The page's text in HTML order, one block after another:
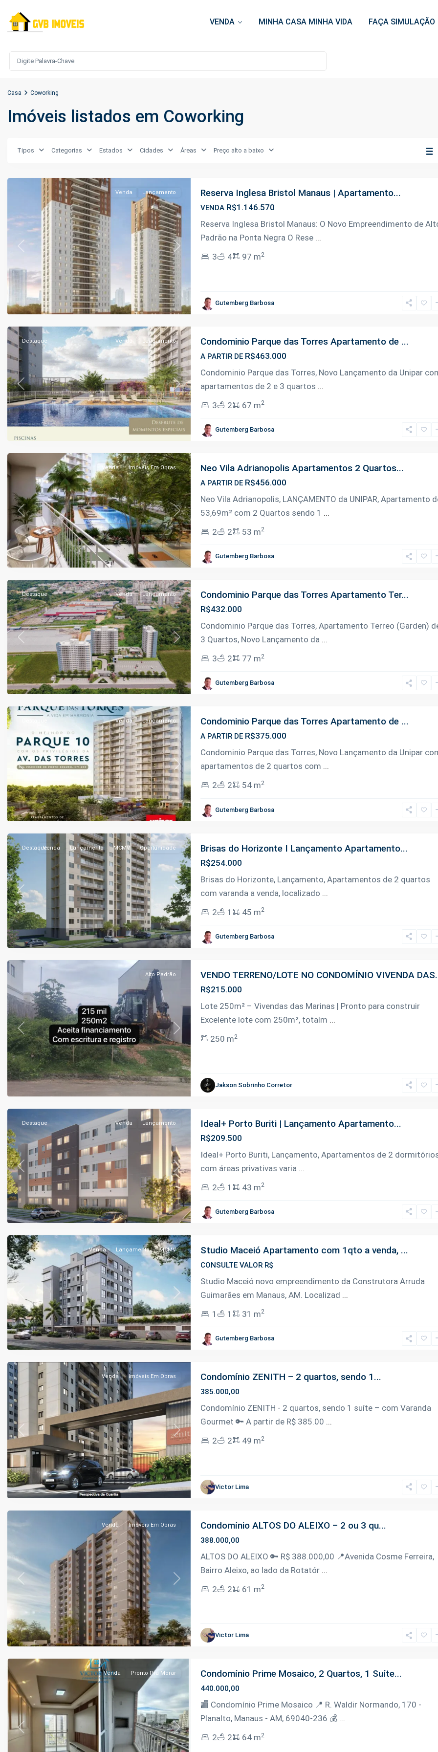
VENDA MINHA CASA MINHA VIDA FAÇA SIMULAÇÃO
Casa Coworking
Imóveis listados em Coworking
Tipos Categorias Estados Cidades Áreas Preço alto a baixo
Negra ,
Previous Next
Venda Lançamento Reserva Inglesa Bristol Manaus | Apartamento...
VENDA R$1.146.570
Reserva Inglesa Bristol Manaus: O Novo Empreendimento de
Padrão na Ponta Negra O Rese ...
3
4 97 m2
Gutemberg Barbosa
10
de
Novembro ,
Manaus
Previous Next
Destaque Venda Lançamento Condominio Parque das Torres Apartamento de ...
A PARTIR DE R$463.000
Condominio Parque das Torres, Novo Lançamento da Unipar
apartamentos de 2 e 3 quartos ...
3
2 67 m2
Gutemberg Barbosa
Adrianópolis,
Manaus
Previous Next
Venda Imóveis Em Obras Neo Vila Adrianopolis Apartamentos 2 Quartos...
A PARTIR DE R$456.000
Neo Vila Adrianopolis, LANÇAMENTO da UNIPAR, Apartamento
53,69m² com 2 Quartos sendo 1 ...
2
2 53 m2
Gutemberg Barbosa
Parque
10
de
Novembro,
Manaus
Previous Next
Destaque Venda Lançamento Condominio Parque das Torres Apartamento Ter...
R$432.000
Condominio Parque das Torres, Apartamento Terreo (Garden)
3 Quartos, Novo Lançamento da ...
3
2 77 m2
Gutemberg Barbosa
Parque
10
de
Novembro,
Manaus
Previous Next
Venda Lançamento Condominio Parque das Torres Apartamento de ...
A PARTIR DE R$375.000
Condominio Parque das Torres, Novo Lançamento da Unipar
apartamentos de 2 quartos com ...
2
2 54 m2
Gutemberg Barbosa
Coroado,
Manaus
Previous Next
DestaqueVenda Lançamento MCMV Oportunidade Brisas do Horizonte I Lançamento Apartamento...
R$254.000
Brisas do Horizonte, Lançamento, Apartamentos de 2 quartos
com varanda a venda, localizado ...
2
1 45 m2
Gutemberg Barbosa
Ponta
Negra,
Manaus
Previous Next
Alto Padrão VENDO TERRENO/LOTE NO CONDOMÍNIO VIVENDA
R$215.000
Lote 250m² – Vivendas das Marinas | Pronto para construir
Excelente lote com 250m², totalm ...
250 m2
Jakson Sobrinho Corretor
Distrito
Industrial
II,
Manaus
Previous Next
Destaque Venda Lançamento Ideal+ Porto Buriti | Lançamento Apartamento...
R$209.500
Ideal+ Porto Buriti, Lançamento, Apartamentos de 2
com áreas privativas varia ...
2
1 43 m2
Gutemberg Barbosa
Adrianópolis,
Manaus
Previous Next
Venda Lançamento MCMV Studio Maceió Apartamento com 1qto a venda, ...
CONSULTE VALOR R$
Studio Maceió novo empreendimento da Construtora Arruda
Guimarães em Manaus, AM. Localizad ...
1
1 31 m2
Gutemberg Barbosa
Aleixo,
Manaus
Previous Next
Venda Imóveis Em Obras Condomínio ZENITH – 2 quartos, sendo 1...
385.000,00
Condomínio ZENITH - 2 quartos, sendo 1 suíte – com Varanda
Gourmet 🔑 A partir de R$ 385.00 ...
2
2 49 m2
Victor Lima
Aleixo,
Manaus
Previous Next
Venda Imóveis Em Obras Condomínio ALTOS DO ALEIXO – 2 ou 3 qu...
388.000,00
ALTOS DO ALEIXO 🔑 R$ 388.000,00 📍Avenida Cosme Ferreira,
Bairro Aleixo, ao lado da Rotatór ...
2
2 61 m2
Victor Lima
Planalto,
Manaus
Previous Next
Venda Pronto Pra Morar Condomínio Prime Mosaico, 2 Quartos, 1 Suíte...
440.000,00
🏬 Condomínio Prime Mosaico 📍 R. Waldir Normando, 170 -
Planalto, Manaus - AM, 69040-236 💰 ...
2
2 64 m2